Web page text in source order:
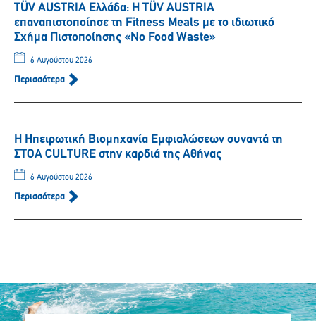
TÜV AUSTRIA Ελλάδα: Η TÜV AUSTRIA
επαναπιστοποίησε τη Fitness Meals με το ιδιωτικό
Σχήμα Πιστοποίησης «No Food Waste»
6 Αυγούστου 2026
Περισσότερα
Η Ηπειρωτική Βιομηχανία Εμφιαλώσεων συναντά τη
ΣΤΟΑ CULTURE στην καρδιά της Αθήνας
6 Αυγούστου 2026
Περισσότερα